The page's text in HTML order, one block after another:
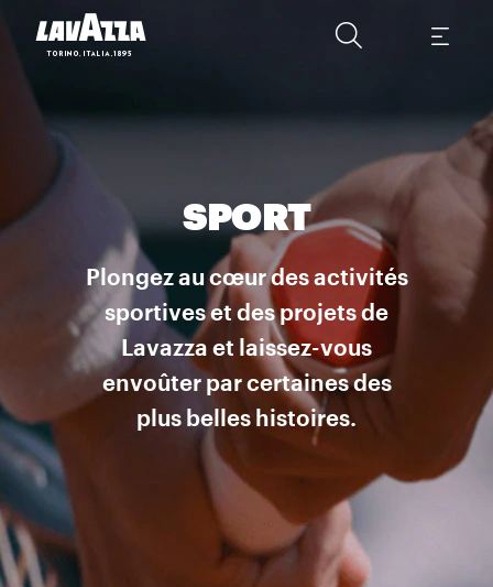
SPORT
Plongez au cœur des activités
sportives et des projets de
Lavazza et laissez-vous
envoûter par certaines des
plus belles histoires.